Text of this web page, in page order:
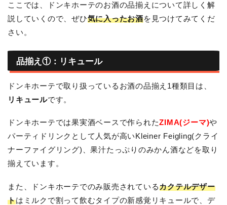
ここでは、ドンキホーテのお酒の品揃えについて詳しく解
説していくので、ぜひ気に入ったお酒を見つけてみてくだ
さい。
品揃え①：リキュール
ドンキホーテで取り扱っているお酒の品揃え1種類目は、
リキュールです。
ドンキホーテでは果実酒ベースで作られたZIMA(ジーマ)や
パーティドリンクとして人気が高いKleiner Feigling(クライ
ナーファイグリング)、果汁たっぷりのみかん酒などを取り
揃えています。
また、ドンキホーテでのみ販売されているカクテルデザー
トはミルクで割って飲むタイプの新感覚リキュールで、デ